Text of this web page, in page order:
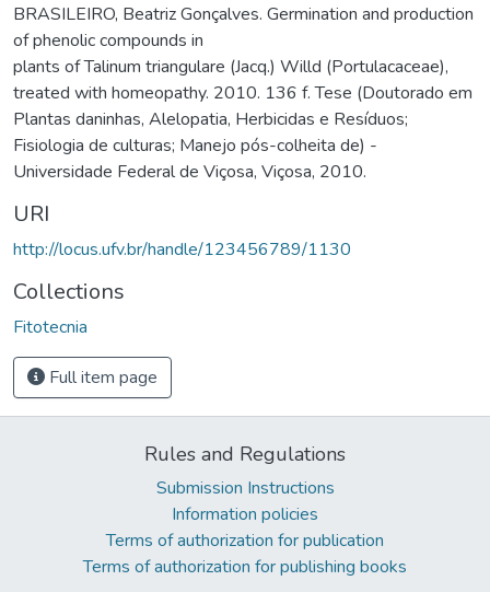
BRASILEIRO, Beatriz Gonçalves. Germination and production
of phenolic compounds in
plants of Talinum triangulare (Jacq.) Willd (Portulacaceae),
treated with homeopathy. 2010. 136 f. Tese (Doutorado em
Plantas daninhas, Alelopatia, Herbicidas e Resíduos;
Fisiologia de culturas; Manejo pós-colheita de) -
Universidade Federal de Viçosa, Viçosa, 2010.
URI
http://locus.ufv.br/handle/123456789/1130
Collections
Fitotecnia
Full item page
Rules and Regulations
Submission Instructions
Information policies
Terms of authorization for publication
Terms of authorization for publishing books